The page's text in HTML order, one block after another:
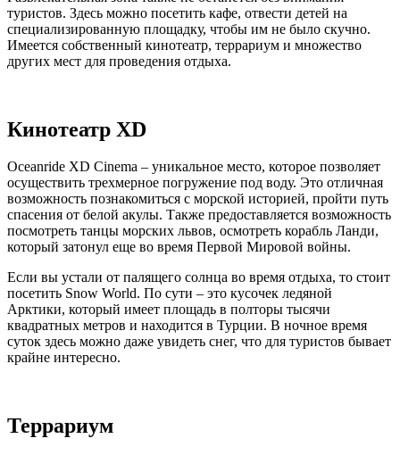
туристов. Здесь можно посетить кафе, отвести детей на
специализированную площадку, чтобы им не было скучно.
Имеется собственный кинотеатр, террариум и множество
других мест для проведения отдыха.
Кинотеатр XD
Oceanride XD Cinema – уникальное место, которое позволяет
осуществить трехмерное погружение под воду. Это отличная
возможность познакомиться с морской историей, пройти путь
спасения от белой акулы. Также предоставляется возможность
посмотреть танцы морских львов, осмотреть корабль Ланди,
который затонул еще во время Первой Мировой войны.
Если вы устали от палящего солнца во время отдыха, то стоит
посетить Snow World. По сути – это кусочек ледяной
Арктики, который имеет площадь в полторы тысячи
квадратных метров и находится в Турции. В ночное время
суток здесь можно даже увидеть снег, что для туристов бывает
крайне интересно.
Террариум